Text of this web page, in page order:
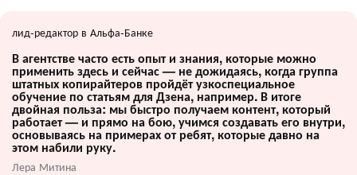
лид-редактор в Альфа-Банке
В агентстве часто есть опыт и знания, которые можно
применить здесь и сейчас — не дожидаясь, когда группа
штатных копирайтеров пройдёт узкоспециальное
обучение по статьям для Дзена, например. В итоге
двойная польза: мы быстро получаем контент, который
работает — и прямо на бою, учимся создавать его внутри,
основываясь на примерах от ребят, которые давно на
этом набили руку.
Лера Митина